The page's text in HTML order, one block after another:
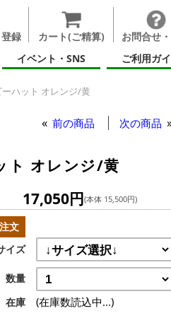
録 カート(ご精算)
お問合せ
イベント・SNS ご利用ガ
ハット オレンジ/黄
前の商品 次の商品
ト オレンジ/黄
17,050円(本体 15,500円)
文
イズ
数量
在庫
(在庫数読込中...)